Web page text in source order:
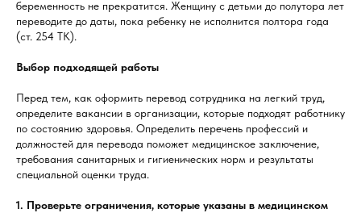
беременность не прекратится. Женщину с детьми до полутора лет
переводите до даты, пока ребенку не исполнится полтора года
(ст. 254 ТК).
Выбор подходящей работы
Перед тем, как оформить перевод сотрудника на легкий труд,
определите вакансии в организации, которые подходят работнику
по состоянию здоровья. Определить перечень профессий и
должностей для перевода поможет медицинское заключение,
требования санитарных и гигиенических норм и результаты
специальной оценки труда.
1. Проверьте ограничения, которые указаны в медицинском